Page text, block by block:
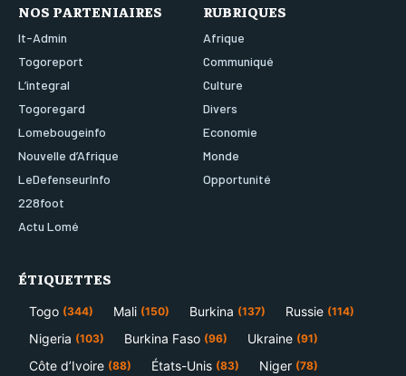
NOS PARTENIAIRES
It-Admin
Togoreport
L’integral
Togoregard
Lomebougeinfo
Nouvelle d’Afrique
LeDefenseurInfo
228foot
Actu Lomé
RUBRIQUES
Afrique
Communiqué
Culture
Divers
Economie
Monde
Opportunité
ÉTIQUETTES
Togo (344) Mali (150) Burkina (137) Russie (114)
Nigeria (103) Burkina Faso (96) Ukraine (91)
Côte d’Ivoire (88) États-Unis (83) Niger (78)